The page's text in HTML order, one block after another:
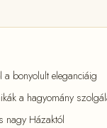
bonyolult eleganciáig
a hagyomány
nagy Házaktól